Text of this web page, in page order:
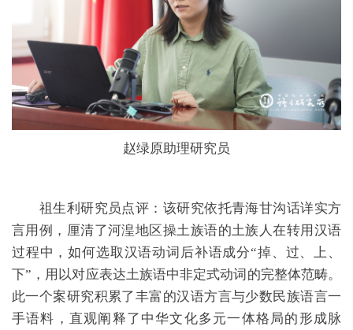
赵绿原助理研究员
祖生利研究员点评：该研究依托青海甘沟话详实方
言用例，厘清了河湟地区操土族语的土族人在转用汉语
过程中，如何选取汉语动词后补语成分“掉、过、上、
下”，用以对应表达土族语中非定式动词的完整体范畴。
此一个案研究积累了丰富的汉语方言与少数民族语言一
手语料，直观阐释了中华文化多元一体格局的形成脉